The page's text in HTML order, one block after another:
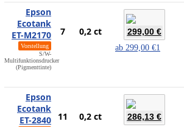
Epson
Ecotank
ET-M2170
Vorstellung
S/W-
Multifunktionsdrucker
(Pigmenttinte)
7 0,2 ct 299,00 €
ab 299,00 €1
Epson
Ecotank
ET-2840
11 0,2 ct 286,13 €